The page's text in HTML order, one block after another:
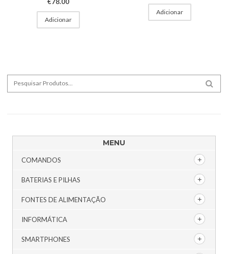
Adicionar
Adicionar
Search for:
MENU
COMANDOS
BATERIAS E PILHAS
FONTES DE ALIMENTAÇÃO
INFORMÁTICA
SMARTPHONES